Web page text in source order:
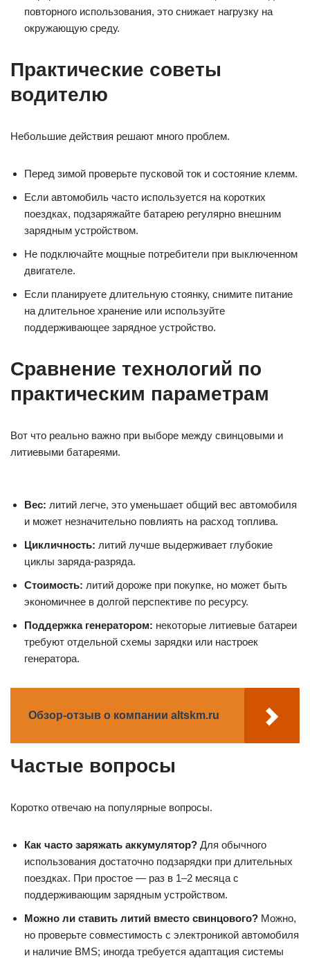
повторного использования, это снижает нагрузку на
окружающую среду.
Практические советы
водителю
Небольшие действия решают много проблем.
Перед зимой проверьте пусковой ток и состояние клемм.
Если автомобиль часто используется на коротких
поездках, подзаряжайте батарею регулярно внешним
зарядным устройством.
Не подключайте мощные потребители при выключенном
двигателе.
Если планируете длительную стоянку, снимите питание
на длительное хранение или используйте
поддерживающее зарядное устройство.
Сравнение технологий по
практическим параметрам
Вот что реально важно при выборе между свинцовыми и
литиевыми батареями.
Вес: литий легче, это уменьшает общий вес автомобиля
и может незначительно повлиять на расход топлива.
Цикличность: литий лучше выдерживает глубокие
циклы заряда-разряда.
Стоимость: литий дороже при покупке, но может быть
экономичнее в долгой перспективе по ресурсу.
Поддержка генератором: некоторые литиевые батареи
требуют отдельной схемы зарядки или настроек
генератора.
Обзор-отзыв о компании altskm.ru
Частые вопросы
Коротко отвечаю на популярные вопросы.
Как часто заряжать аккумулятор? Для обычного
использования достаточно подзарядки при длительных
поездках. При простое — раз в 1–2 месяца с
поддерживающим зарядным устройством.
Можно ли ставить литий вместо свинцового? Можно,
но проверьте совместимость с электроникой автомобиля
и наличие BMS; иногда требуется адаптация системы